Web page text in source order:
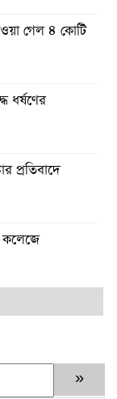
গেল ৪ কোটি
ধর্ষণের
প্রতিবাদে
কলেজে